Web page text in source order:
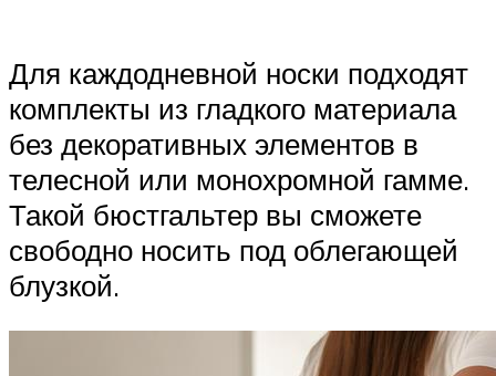
Для каждодневной носки подходят
комплекты из гладкого материала
без декоративных элементов в
телесной или монохромной гамме.
Такой бюстгальтер вы сможете
свободно носить под облегающей
блузкой.